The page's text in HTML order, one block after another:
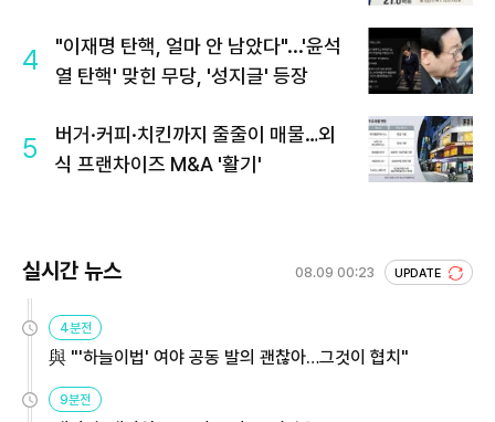
4
"이재명 탄핵, 얼마 안 남았다"...'윤석
열 탄핵' 맞힌 무당, '성지글' 등장
5
버거·커피·치킨까지 줄줄이 매물…외
식 프랜차이즈 M&A '활기'
실시간 뉴스 08.09 00:23 UPDATE
4분전
與 "'하늘이법' 여야 공동 발의 괜찮아…그것이 협치"
9분전